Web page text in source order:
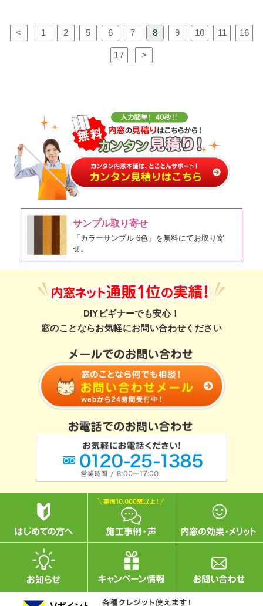
< 1 2 5 6 7 8 9 10 11 16
17 >
サンプル取り寄せ
「カラーサンプル 6色」を無料にてお取り寄
せ。
DIYビギナーでも安心！
窓のことならお気軽にお問い合わせください